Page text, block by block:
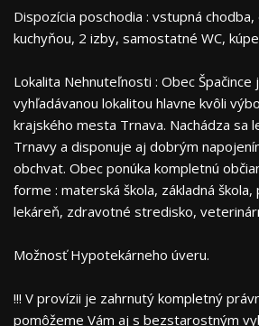
Dispozícia poschodia : vstupná chodba,
kuchyňou, 2 izby, samostatné WC,
Lokalita Nehnuteľnosti : Obec Špačince
vyhľadávanou lokalitou hlavne kvôli
krajského mesta Trnava. Nachádza sa
Trnavy a disponuje aj dobrým
obchvat. Obec ponúka kompletnú
forme : materská škola, základná
lekáreň, zdravotné stredisko,
Možnosť Hypotekárneho úveru.
!!! V provízii je zahrnutý kompletný
pomôžeme Vám aj s bezstarostným